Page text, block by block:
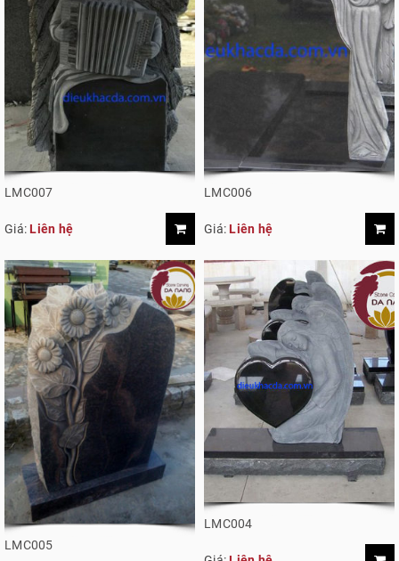
LMC007
Giá:Liên hệ
LMC006
Giá:Liên hệ
LMC005
LMC004